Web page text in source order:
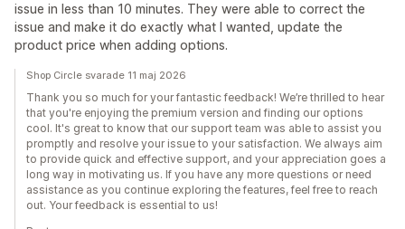
issue in less than 10 minutes. They were able to correct the
issue and make it do exactly what I wanted, update the
product price when adding options.
Shop Circle svarade 11 maj 2026
Thank you so much for your fantastic feedback! We’re thrilled to hear
that you're enjoying the premium version and finding our options
cool. It's great to know that our support team was able to assist you
promptly and resolve your issue to your satisfaction. We always aim
to provide quick and effective support, and your appreciation goes a
long way in motivating us. If you have any more questions or need
assistance as you continue exploring the features, feel free to reach
out. Your feedback is essential to us!